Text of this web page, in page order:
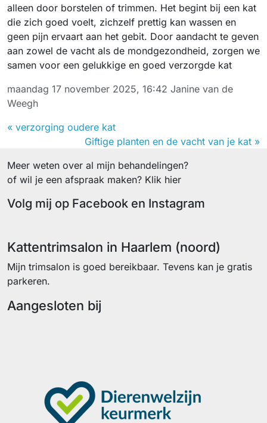
alleen door borstelen of trimmen. Het begint bij een kat
die zich goed voelt, zichzelf prettig kan wassen en
geen pijn ervaart aan het gebit. Door aandacht te geven
aan zowel de vacht als de mondgezondheid, zorgen we
samen voor een gelukkige en goed verzorgde kat
maandag 17 november 2025, 16:42 Janine van de
Weegh
« verzorging oudere kat
Giftige planten en de vacht van je kat »
Meer weten over al mijn behandelingen?
of wil je een afspraak maken? Klik hier
Volg mij op Facebook en Instagram
Kattentrimsalon in Haarlem (noord)
Mijn trimsalon is goed bereikbaar. Tevens kan je gratis
parkeren.
Aangesloten bij